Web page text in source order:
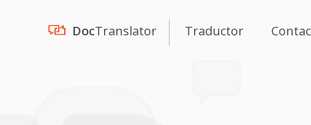
DocTranslator Traductor